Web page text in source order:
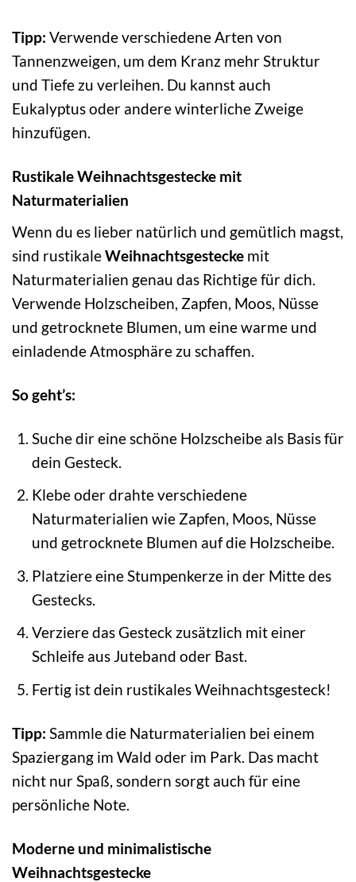
Tipp: Verwende verschiedene Arten von
Tannenzweigen, um dem Kranz mehr Struktur
und Tiefe zu verleihen. Du kannst auch
Eukalyptus oder andere winterliche Zweige
hinzufügen.
Rustikale Weihnachtsgestecke mit
Naturmaterialien
Wenn du es lieber natürlich und gemütlich magst,
sind rustikaleWeihnachtsgestecke mit
Naturmaterialien genau das Richtige für dich.
Verwende Holzscheiben, Zapfen, Moos, Nüsse
und getrocknete Blumen, um eine warme und
einladende Atmosphäre zu schaffen.
So geht’s:
Suche dir eine schöne Holzscheibe als Basis für
dein Gesteck.
Klebe oder drahte verschiedene
Naturmaterialien wie Zapfen, Moos, Nüsse
und getrocknete Blumen auf die Holzscheibe.
Platziere eine Stumpenkerze in der Mitte des
Gestecks.
Verziere das Gesteck zusätzlich mit einer
Schleife aus Juteband oder Bast.
Fertig ist dein rustikales Weihnachtsgesteck!
Tipp: Sammle die Naturmaterialien bei einem
Spaziergang im Wald oder im Park. Das macht
nicht nur Spaß, sondern sorgt auch für eine
persönliche Note.
Moderne und minimalistische
Weihnachtsgestecke